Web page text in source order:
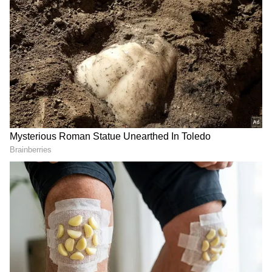
RECOMMENDED STORIES